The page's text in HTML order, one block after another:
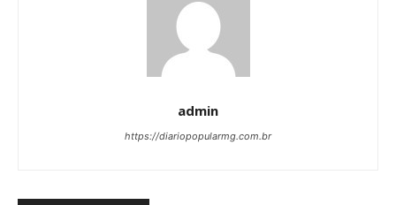
admin
https://diariopopularmg.com.br